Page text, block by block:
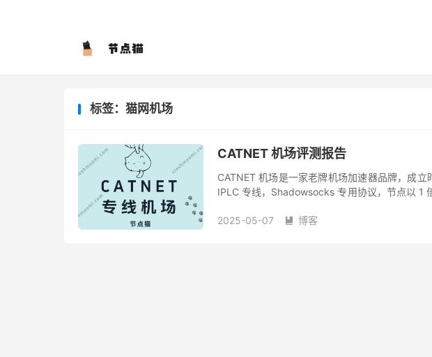
标签：猫网机场
CATNET 机场评测报告
CATNET 机场是一家老牌机场加速器品牌，成
IPLC 专线，Shadowsocks 专用协议，节点以 1
2025-05-07  博客